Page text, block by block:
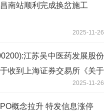
南站顺利完成换岔施工
2025-11-26
江苏吴中医药发展股份
收到上海证券交易所《关于
吴中医药发展股份有限公司股
告知书》|焦点简讯
2025-11-26
概念拉升 特发信息涨停